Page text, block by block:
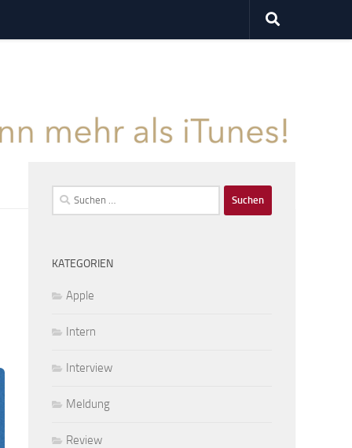
Suchen
nach:
KATEGORIEN
Apple
Intern
Interview
Meldung
Review